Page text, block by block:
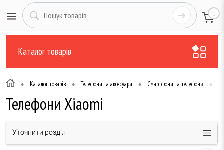
0
Каталог товарів
• Каталог товарів • Телефони та аксесуари • Смартфони та телефони •
Телефони Xiaomi
Уточнити розділ